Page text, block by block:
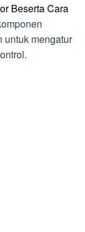
Beserta Cara
untuk mengatur